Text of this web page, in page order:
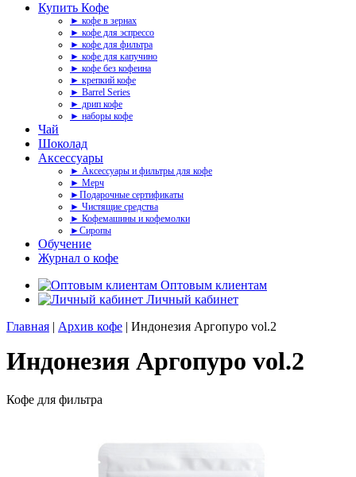
Купить Кофе
► кофе в зернах
► кофе для эспрессо
► кофе для фильтра
► кофе для капучино
► кофе без кофеина
► крепкий кофе
► Barrel Series
► дрип кофе
► наборы кофе
Чай
Шоколад
Аксессуары
► Аксессуары и фильтры для кофе
► Мерч
►Подарочные сертификаты
► Чистящие средства
► Кофемашины и кофемолки
►Сиропы
Обучение
Журнал о кофе
Оптовым клиентам
Личный кабинет
Главная | Архив кофе | Индонезия Аргопуро vol.2
Индонезия Аргопуро vol.2
Кофе для фильтра